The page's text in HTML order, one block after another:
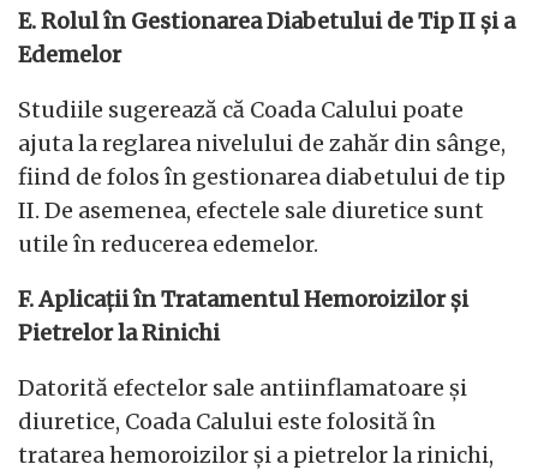
E. Rolul în Gestionarea Diabetului de Tip II și a
Edemelor
Studiile sugerează că Coada Calului poate
ajuta la reglarea nivelului de zahăr din sânge,
fiind de folos în gestionarea diabetului de tip
II. De asemenea, efectele sale diuretice sunt
utile în reducerea edemelor.
F. Aplicații în Tratamentul Hemoroizilor și
Pietrelor la Rinichi
Datorită efectelor sale antiinflamatoare și
diuretice, Coada Calului este folosită în
tratarea hemoroizilor și a pietrelor la rinichi,